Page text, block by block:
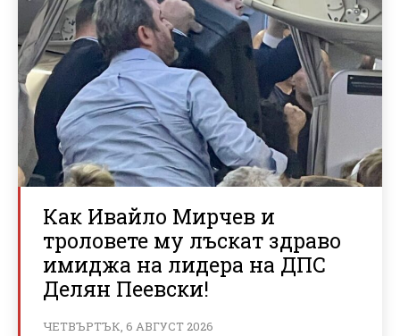
Как Ивайло Мирчев и
троловете му лъскат здраво
имиджа на лидера на ДПС
Делян Пеевски!
ЧЕТВЪРТЪК, 6 АВГУСТ 2026